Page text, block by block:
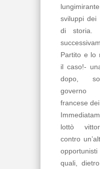
sviluppi dei
di storia.
Partito e lo
il caso!-
dopo,
governo
francese dei
lottò
contro
quali,